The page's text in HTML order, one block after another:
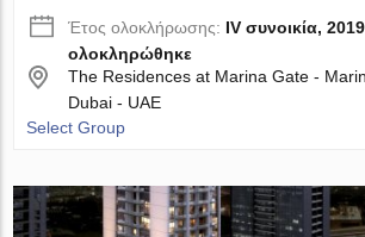
Έτος ολοκλήρωσης: IV συνοικία,
ολοκληρώθηκε
The Residences at Marina Gate -
Dubai - UAE
Select Group